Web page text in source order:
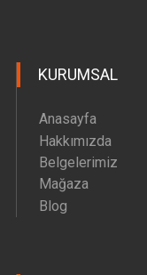
KURUMSAL
Anasayfa
Hakkımızda
Belgelerimiz
Mağaza
Blog